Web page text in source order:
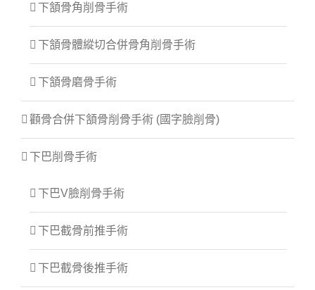
下頷骨角削骨手術
下頷骨體縱切合併骨角削骨手術
下頷骨磨骨手術
顴骨合併下頷骨削骨手術 (國字臉削骨)
下巴削骨手術
下巴V臉削骨手術
下巴截骨前推手術
下巴截骨後推手術